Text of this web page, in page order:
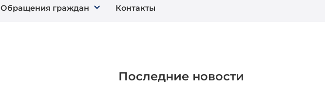
Обращения граждан Контакты
Последние новости